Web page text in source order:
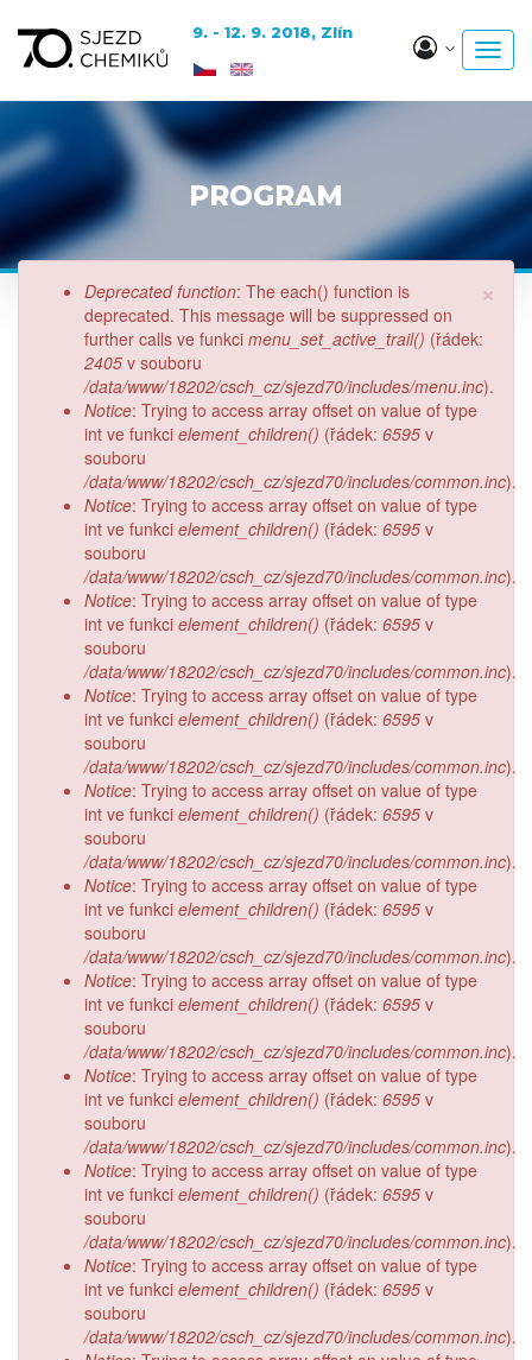
k
hlavnímu
obsahu
9. - 12. 9. 2018, Zlín
×
Chybová
zpráva
Deprecated function: The each() function is
deprecated. This message will be suppressed on
further calls ve funkci menu_set_active_trail() (řádek:
2405 v souboru
/data/www/18202/csch_cz/sjezd70/includes/menu.inc).
Notice: Trying to access array offset on value of type
int ve funkci element_children() (řádek: 6595 v
souboru
/data/www/18202/csch_cz/sjezd70/includes/common.inc).
Notice: Trying to access array offset on value of type
int ve funkci element_children() (řádek: 6595 v
souboru
/data/www/18202/csch_cz/sjezd70/includes/common.inc).
Notice: Trying to access array offset on value of type
int ve funkci element_children() (řádek: 6595 v
souboru
/data/www/18202/csch_cz/sjezd70/includes/common.inc).
Notice: Trying to access array offset on value of type
int ve funkci element_children() (řádek: 6595 v
souboru
/data/www/18202/csch_cz/sjezd70/includes/common.inc).
Notice: Trying to access array offset on value of type
int ve funkci element_children() (řádek: 6595 v
souboru
/data/www/18202/csch_cz/sjezd70/includes/common.inc).
Notice: Trying to access array offset on value of type
int ve funkci element_children() (řádek: 6595 v
souboru
/data/www/18202/csch_cz/sjezd70/includes/common.inc).
Notice: Trying to access array offset on value of type
int ve funkci element_children() (řádek: 6595 v
souboru
/data/www/18202/csch_cz/sjezd70/includes/common.inc).
Notice: Trying to access array offset on value of type
int ve funkci element_children() (řádek: 6595 v
souboru
/data/www/18202/csch_cz/sjezd70/includes/common.inc).
Notice: Trying to access array offset on value of type
int ve funkci element_children() (řádek: 6595 v
souboru
/data/www/18202/csch_cz/sjezd70/includes/common.inc).
Notice: Trying to access array offset on value of type
int ve funkci element_children() (řádek: 6595 v
souboru
/data/www/18202/csch_cz/sjezd70/includes/common.inc).